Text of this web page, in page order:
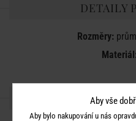
DETAILY
Rozměry:
Aby vše
Aby bylo nakupování u nás